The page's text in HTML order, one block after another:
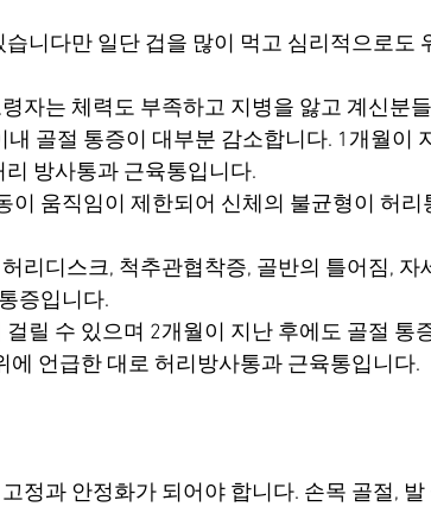
니다만 일단 겁을 많이 먹고 심리적으로도
자는 체력도 부족하고 지병을 앓고 계신분
골절 통증이 대부분 감소합니다. 1개월이
방사통과 근육통입니다.
이 움직임이 제한되어 신체의 불균형이 허
리디스크, 척추관협착증, 골반의 틀어짐, 자
증입니다.
릴 수 있으며 2개월이 지난 후에도 골절 통
에 언급한 대로 허리방사통과 근육통입니다.
정과 안정화가 되어야 합니다. 손목 골절,